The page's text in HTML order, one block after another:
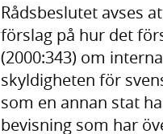
Rådsbeslutet avses
förslag på hur det
(2000:343) om
skyldigheten för
som en annan stat
bevisning som har